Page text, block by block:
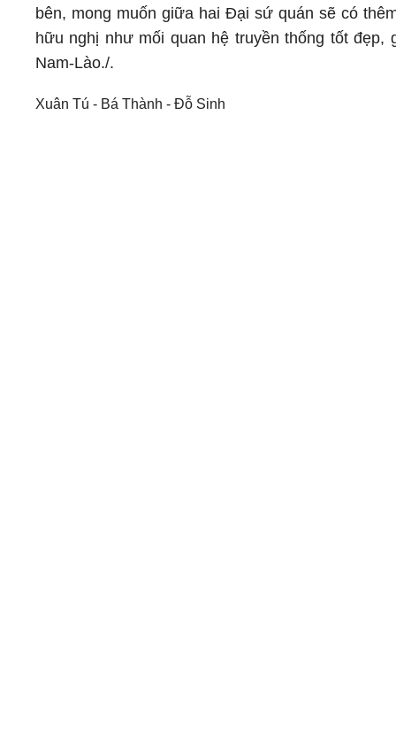
bên, mong muốn giữa hai Đại sứ quán sẽ có
hữu nghị như mối quan hệ truyền thống tốt
Nam-Lào./.
Xuân Tú - Bá Thành - Đỗ Sinh